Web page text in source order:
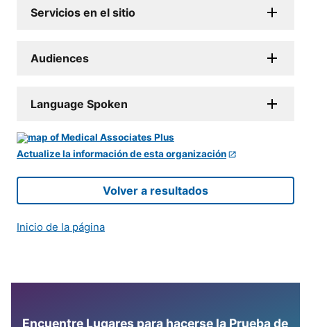
Servicios en el sitio
Audiences
Language Spoken
Actualize la información de esta organización
Volver a resultados
Inicio de la página
Encuentre Lugares para hacerse la Prueba de